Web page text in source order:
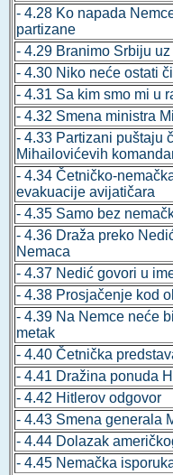
- 4.28 Ko napada
partizane
- 4.29 Branimo Srbiju
- 4.30 Niko neće ostati
- 4.31 Sa kim smo mi u
- 4.32 Smena ministra
- 4.33 Partizani puštaju
Mihailovićevih
- 4.34 Četničko-
evakuacije avijatičara
- 4.35 Samo bez
- 4.36 Draža preko
Nemaca
- 4.37 Nedić govori u
- 4.38 Prosjačenje kod
- 4.39 Na Nemce neće
metak
- 4.40 Četnička
- 4.41 Dražina ponuda
- 4.42 Hitlerov odgovor
- 4.43 Smena generala
- 4.44 Dolazak
- 4.45 Nemačka